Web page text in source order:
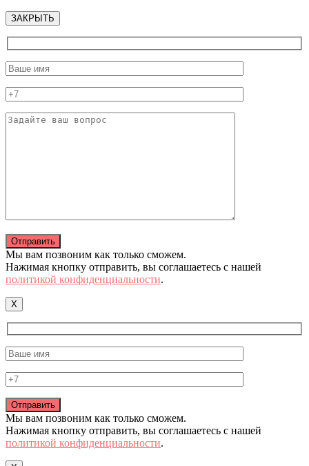
ЗАКРЫТЬ
Мы вам позвоним как только сможем.
Нажимая кнопку отправить, вы соглашаетесь с нашей
политикой конфиденциальности.
X
Мы вам позвоним как только сможем.
Нажимая кнопку отправить, вы соглашаетесь с нашей
политикой конфиденциальности.